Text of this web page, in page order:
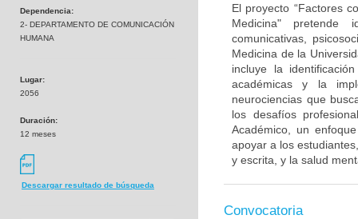
Dependencia:
2- DEPARTAMENTO DE COMUNICACIÓN
HUMANA
Lugar:
2056
Duración:
12 meses
Descargar resultado de búsqueda
El proyecto “Factores
Medicina" pretende
comunicativas,
Medicina de la
incluye la
académicas y la
neurociencias que
los desafíos
Académico, un
apoyar a los
y escrita, y la salud
Convocatoria